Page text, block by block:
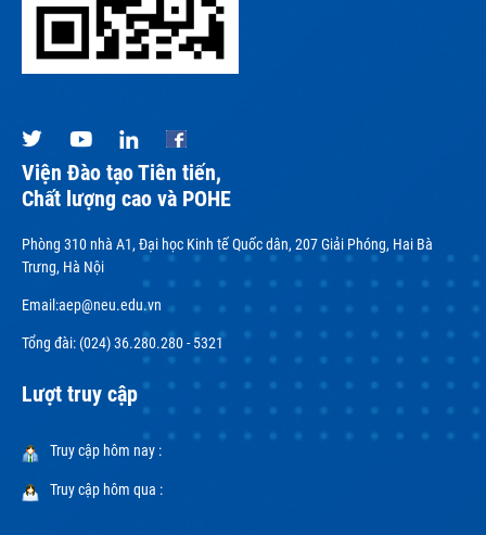
Viện Đào tạo Tiên tiến,
Chất lượng cao và POHE
Phòng 310 nhà A1, Đại học Kinh tế Quốc dân, 207 Giải Phóng, Hai Bà
Trưng, Hà Nội
Email:aep@neu.edu.vn
Tổng đài: (024) 36.280.280 - 5321
Lượt truy cập
Truy cập hôm nay :
Truy cập hôm qua :